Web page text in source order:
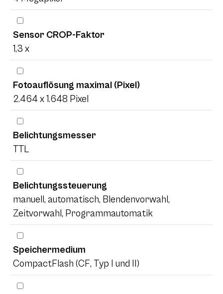
Sensor CROP-Faktor
1,3 x
Fotoauflösung maximal (Pixel)
2.464 x 1.648 Pixel
Belichtungsmesser
TTL
Belichtungssteuerung
manuell, automatisch, Blendenvorwahl,
Zeitvorwahl, Programmautomatik
Speichermedium
CompactFlash (CF, Typ I und II)